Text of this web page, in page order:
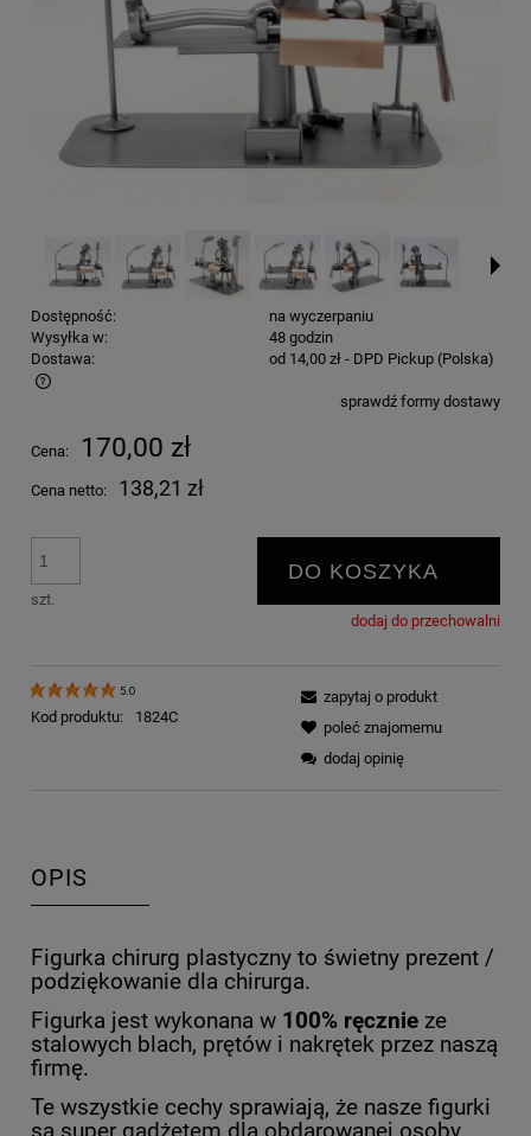
Dostępność:
na wyczerpaniu
Wysyłka w:
48 godzin
Dostawa:
od 14,00 zł - DPD Pickup (Polska)
Cena nie zawiera ewentualnych kosztów płatnościsprawdź formy dostawy
Cena: 170,00 zł
Cena netto: 138,21 zł
szt.
DO KOSZYKA
dodaj do przechowalni
5.0
Kod produktu: 1824C
zapytaj o produkt
poleć znajomemu
dodaj opinię
OPIS
Figurka chirurg plastyczny to świetny prezent /
podziękowanie dla chirurga.
Figurka jest wykonana w 100% ręcznie ze
stalowych blach, prętów i nakrętek przez naszą
firmę.
Te wszystkie cechy sprawiają, że nasze figurki